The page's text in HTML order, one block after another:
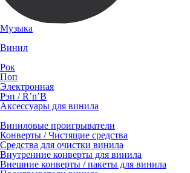
Музыка
Винил
Рок
Поп
Электронная
Рэп / R’n’B
Аксессуары для винила
Виниловые проигрыватели
Конверты / Чистящие средства
Средства для очистки винила
Внутренние конверты для винила
Внешние конверты / пакеты для винила